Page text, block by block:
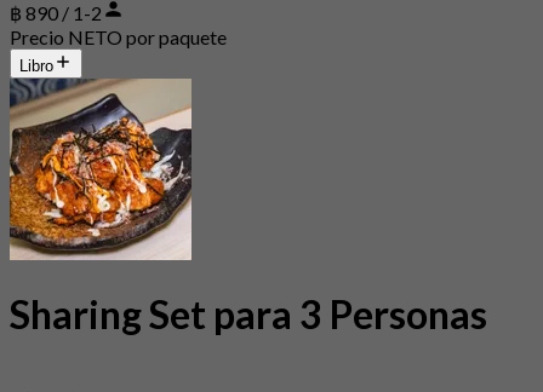
฿ 890 / 1-2
Precio NETO por paquete
Libro
Sharing Set para 3 Personas